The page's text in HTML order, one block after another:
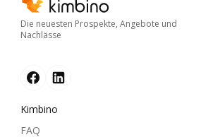
Die neuesten Prospekte, Angebote und
Nachlässe
Kimbino
FAQ